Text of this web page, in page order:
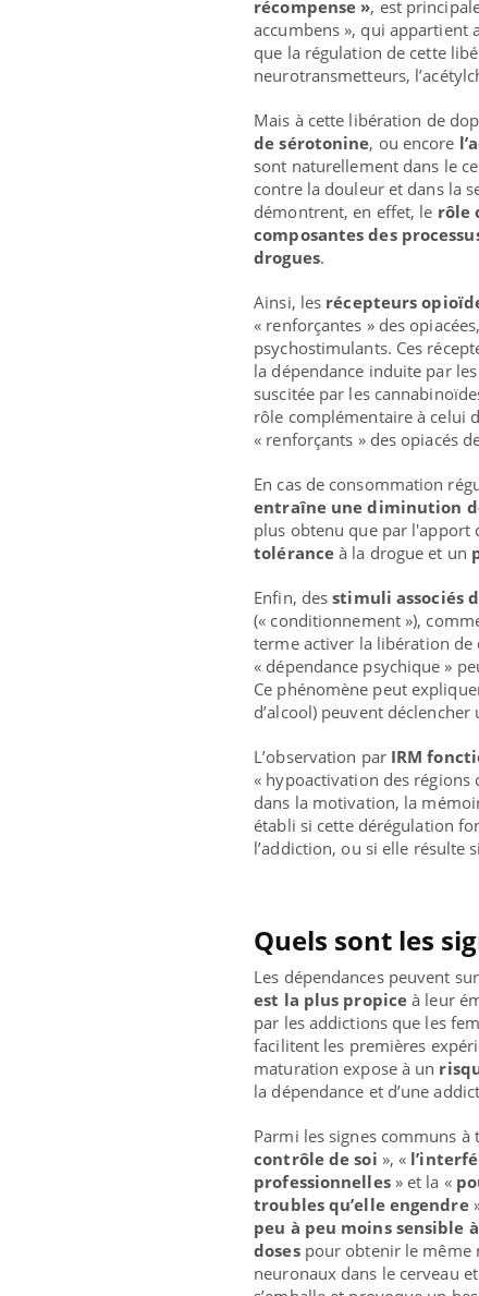
récompense », est
accumbens », qui appartient
que la régulation de cette
neurotransmetteurs,
Mais à cette libération de
de sérotonine, ou encore
sont naturellement dans le
contre la douleur et dans la
démontrent, en effet, le rôle
composantes des
drogues.
Ainsi, les récepteurs
« renforçantes » des
psychostimulants. Ces
la dépendance induite par
suscitée par les
rôle complémentaire à celui
« renforçants » des opiacés
En cas de consommation
entraîne une diminution
plus obtenu que par l'apport
tolérance à la drogue et un
Enfin, desstimuli associés
(« conditionnement »),
terme activer la libération de
« dépendance psychique »
Ce phénomène peut
d’alcool) peuvent
L’observation par IRM
« hypoactivation des régions
dans la motivation, la
établi si cette dérégulation
l’addiction, ou si elle résulte
Quels sont les
Les dépendances peuvent
est la plus propice à leur
par les addictions que les
facilitent les premières
maturation expose à un
la dépendance et d’une
Parmi les signes communs
contrôle de soi », «
professionnelles» et la «
troubles qu’elle engendre
peu à peu moins sensible
doses pour obtenir le même
neuronaux dans le cerveau et